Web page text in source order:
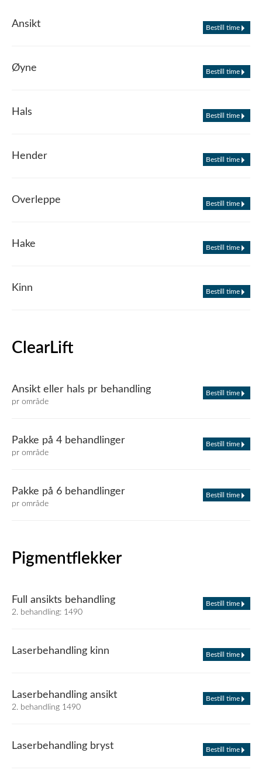
Ansikt Bestill time
Øyne Bestill time
Hals Bestill time
Hender Bestill time
Overleppe Bestill time
Hake Bestill time
Kinn Bestill time
ClearLift
Ansikt eller hals pr behandling
pr område
Bestill time
Pakke på 4 behandlinger
pr område
Bestill time
Pakke på 6 behandlinger
pr område
Bestill time
Pigmentflekker
Full ansikts behandling
2. behandling: 1490
Bestill time
Laserbehandling kinn Bestill time
Laserbehandling ansikt
2. behandling 1490
Bestill time
Laserbehandling bryst Bestill time